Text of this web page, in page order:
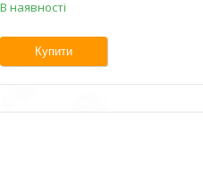
В наявності
Купити